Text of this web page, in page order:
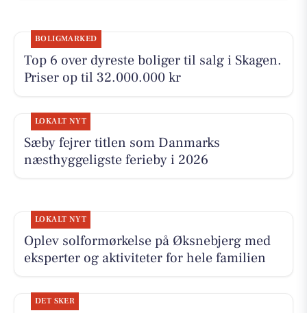
BOLIGMARKED
Top 6 over dyreste boliger til salg i Skagen.
Priser op til 32.000.000 kr
LOKALT NYT
Sæby fejrer titlen som Danmarks
næsthyggeligste ferieby i 2026
LOKALT NYT
Oplev solformørkelse på Øksnebjerg med
eksperter og aktiviteter for hele familien
DET SKER